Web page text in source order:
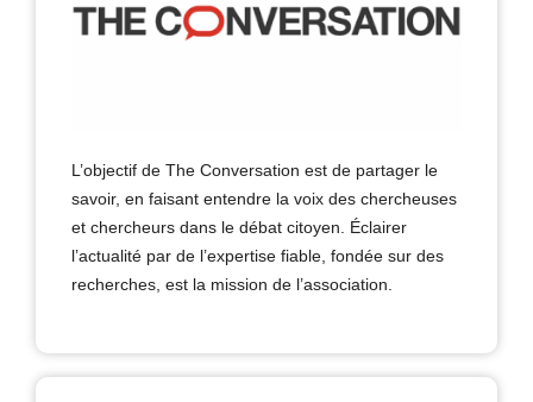
L’objectif de The Conversation est de partager le
savoir, en faisant entendre la voix des chercheuses
et chercheurs dans le débat citoyen. Éclairer
l’actualité par de l’expertise fiable, fondée sur des
recherches, est la mission de l’association.